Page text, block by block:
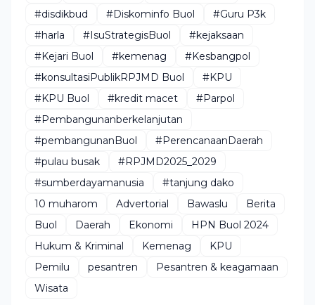
#disdikbud
#Diskominfo Buol
#Guru P3k
#harla
#IsuStrategisBuol
#kejaksaan
#Kejari Buol
#kemenag
#Kesbangpol
#konsultasiPublikRPJMD Buol
#KPU
#KPU Buol
#kredit macet
#Parpol
#Pembangunanberkelanjutan
#pembangunanBuol
#PerencanaanDaerah
#pulau busak
#RPJMD2025_2029
#sumberdayamanusia
#tanjung dako
10 muharom
Advertorial Bawaslu
Berita
Buol
Daerah Ekonomi
HPN Buol 2024
Hukum & Kriminal
Kemenag
KPU
Pemilu
pesantren
Pesantren & keagamaan
Wisata